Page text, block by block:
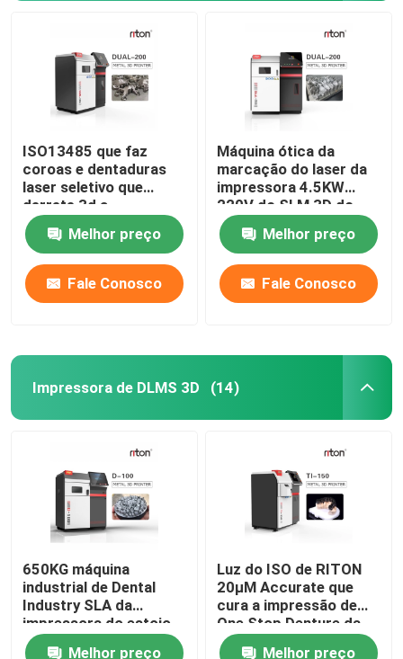
ISO13485 que faz
coroas e dentaduras
laser seletivo que
derrete 3d a
impressora Dual 200
Melhor preço
Fale Conosco
Máquina ótica da
marcação do laser da
impressora 4.5KW
220V do SLM 3D do
metal
Melhor preço
Fale Conosco
Impressora de DLMS 3D (14)
650KG máquina
industrial de Dental
Industry SLA da
impressora do estojo
compacto DLMS 3D
Melhor preço
Luz do ISO de RITON
20μM Accurate que
cura a impressão de
One Stop Denture da
impressora 3D
Melhor preço